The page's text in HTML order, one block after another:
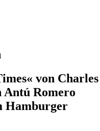
von Charles
Antú Romero
Hamburger